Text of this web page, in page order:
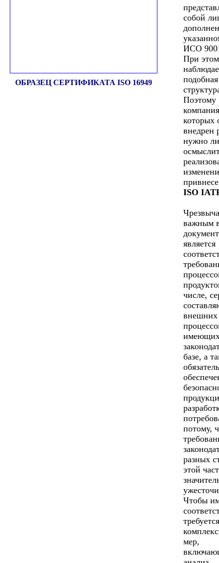
ОБРАЗЕЦ СЕРТИФИКАТА ISO 16949
собой
ИСО
При
Поэтому
которых
внедрен
нужно
ISO
важным
является
числе,
внешних
базе, а
потому,
разных
этой
Чтобы
требуется
мер,